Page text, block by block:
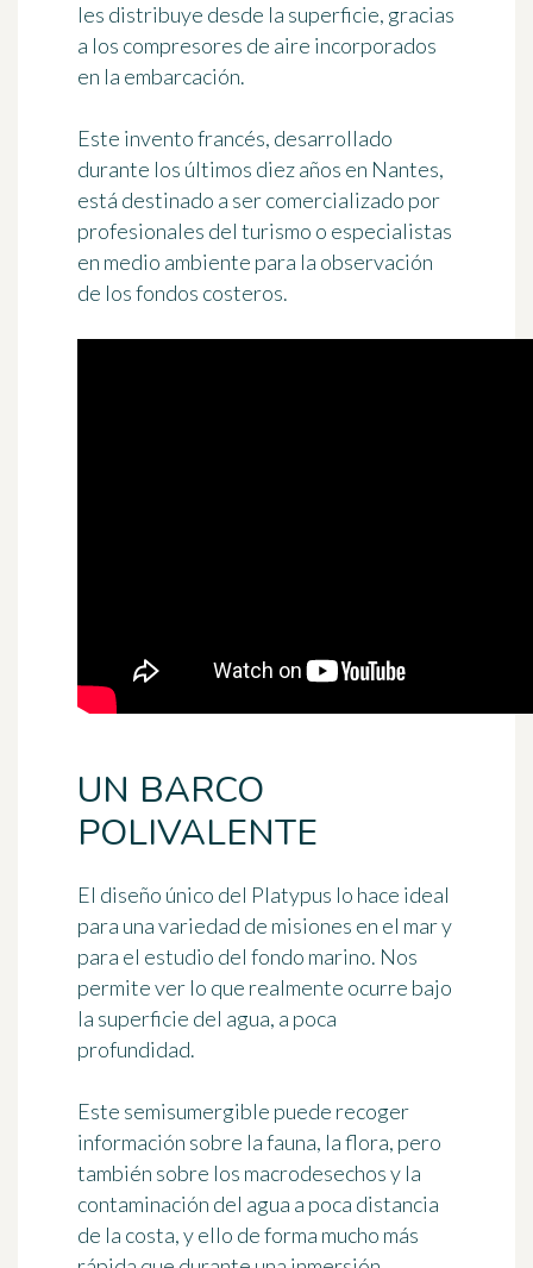
les distribuye desde la superficie, gracias
a los compresores de aire incorporados
en la embarcación.
Este invento francés, desarrollado
durante los últimos diez años en Nantes,
está destinado a ser comercializado por
profesionales del turismo o especialistas
en medio ambiente para la observación
de los fondos costeros.
UN BARCO
POLIVALENTE
El diseño único del Platypus lo hace ideal
para una variedad de misiones en el mar y
para el estudio del fondo marino. Nos
permite ver lo que realmente ocurre bajo
la superficie del agua, a poca
profundidad.
Este semisumergible puede recoger
información sobre la fauna, la flora, pero
también sobre los macrodesechos y la
contaminación del agua a poca distancia
de la costa, y ello de forma mucho más